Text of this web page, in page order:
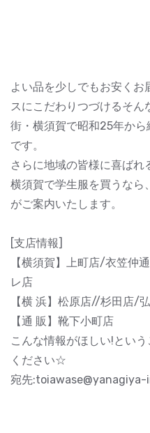
よい品を少しでもお安く
スにこだわりつづけるそ
街・横須賀で昭和25年か
です。
さらに地域の皆様に喜ばれ
横須賀で学生服を買うなら
がご案内いたします。
[支店情報]
【横須賀】上町店/衣笠仲
レ店
【横 浜】松原店//杉田店/
【通 販】靴下小町店
こんな情報がほしい!とい
ください☆
宛先